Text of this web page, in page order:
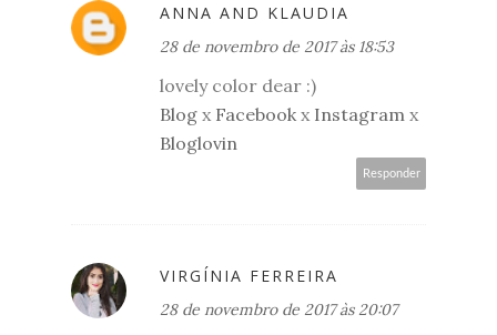
ANNA AND KLAUDIA
28 de novembro de 2017 às 18:53
lovely color dear :)
Blog x Facebook x Instagram x
Bloglovin
Responder
VIRGÍNIA FERREIRA
28 de novembro de 2017 às 20:07